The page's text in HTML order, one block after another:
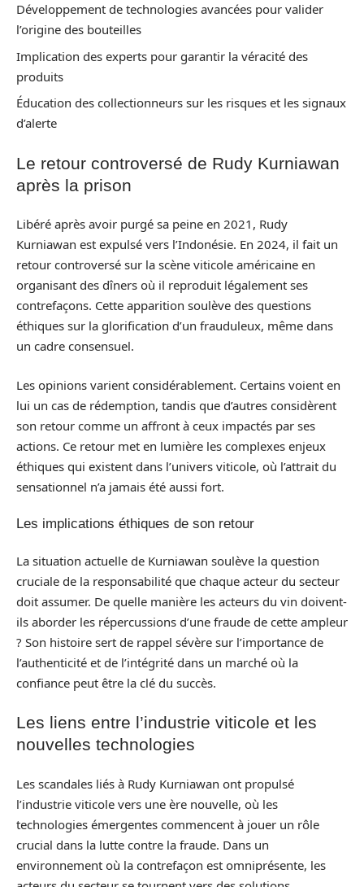
Développement de technologies avancées pour valider
l’origine des bouteilles
Implication des experts pour garantir la véracité des
produits
Éducation des collectionneurs sur les risques et les signaux
d’alerte
Le retour controversé de Rudy Kurniawan
après la prison
Libéré après avoir purgé sa peine en 2021, Rudy
Kurniawan est expulsé vers l’Indonésie. En 2024, il fait un
retour controversé sur la scène viticole américaine en
organisant des dîners où il reproduit légalement ses
contrefaçons. Cette apparition soulève des questions
éthiques sur la glorification d’un frauduleux, même dans
un cadre consensuel.
Les opinions varient considérablement. Certains voient en
lui un cas de rédemption, tandis que d’autres considèrent
son retour comme un affront à ceux impactés par ses
actions. Ce retour met en lumière les complexes enjeux
éthiques qui existent dans l’univers viticole, où l’attrait du
sensationnel n’a jamais été aussi fort.
Les implications éthiques de son retour
La situation actuelle de Kurniawan soulève la question
cruciale de la responsabilité que chaque acteur du secteur
doit assumer. De quelle manière les acteurs du vin doivent-
ils aborder les répercussions d’une fraude de cette ampleur
? Son histoire sert de rappel sévère sur l’importance de
l’authenticité et de l’intégrité dans un marché où la
confiance peut être la clé du succès.
Les liens entre l’industrie viticole et les
nouvelles technologies
Les scandales liés à Rudy Kurniawan ont propulsé
l’industrie viticole vers une ère nouvelle, où les
technologies émergentes commencent à jouer un rôle
crucial dans la lutte contre la fraude. Dans un
environnement où la contrefaçon est omniprésente, les